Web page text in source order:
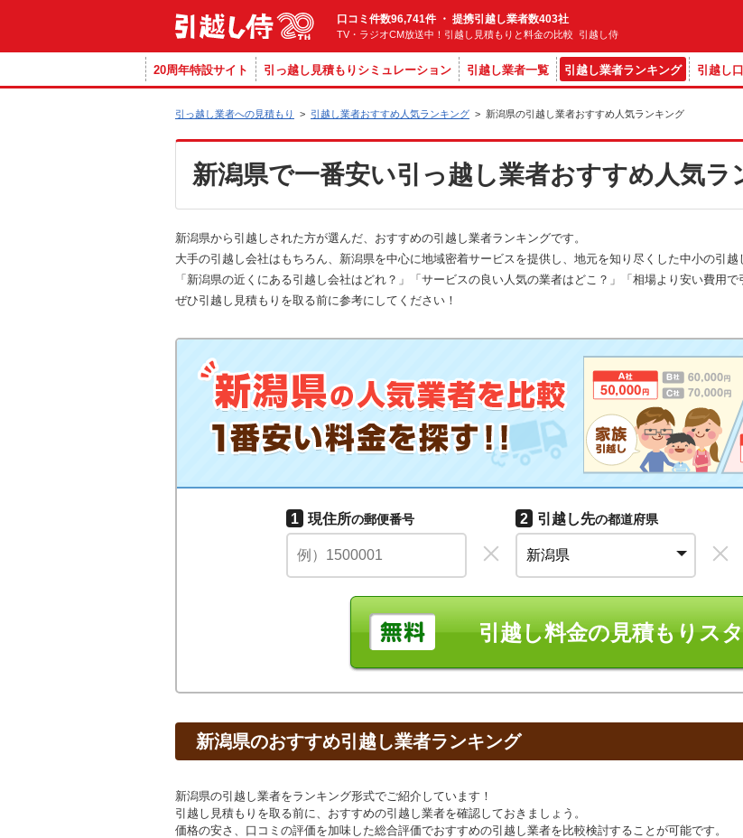
口コミ件数96,741件 ・ 提携引越し業者数403社
TV・ラジオCM放送中！引越し見積もりと料金の比較 引越し侍
20周年特設サイト 引っ越し見積もりシミュレーション 引越し業者一覧 引越し業者ランキング 引越し
引っ越し業者への見積もり > 引越し業者おすすめ人気ランキング > 新潟県の引越し業者おすすめ人気ランキング
新潟県で一番安い引っ越し業者おすすめ人気ラ
新潟県から引越しされた方が選んだ、おすすめの引越し業者ランキングです。
大手の引越し会社はもちろん、新潟県を中心に地域密着サービスを提供し、地元を知り尽くした中小の引越
「新潟県の近くにある引越し会社はどれ？」「サービスの良い人気の業者はどこ？」「相場より安い費用
ぜひ引越し見積もりを取る前に参考にしてください！
1 現住所の郵便番号 2 引越し先の都道府県
引越し料金の見積もりス
新潟県のおすすめ引越し業者ランキング
新潟県の引越し業者をランキング形式でご紹介しています！
引越し見積もりを取る前に、おすすめの引越し業者を確認しておきましょう。
価格の安さ、口コミの評価を加味した総合評価でおすすめの引越し業者を比較検討することが可能です。